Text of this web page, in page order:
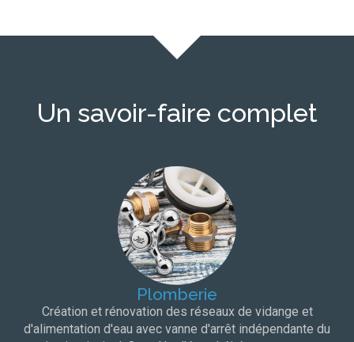
Un savoir-faire complet
Plomberie
Création et rénovation des réseaux de vidange et
d'alimentation d'eau avec vanne d'arrêt indépendante du